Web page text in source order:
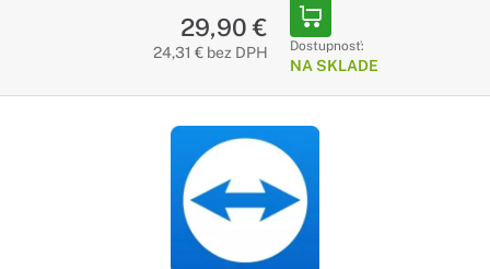
29,90 €
24,31 € bez DPH Dostupnosť:
NA SKLADE